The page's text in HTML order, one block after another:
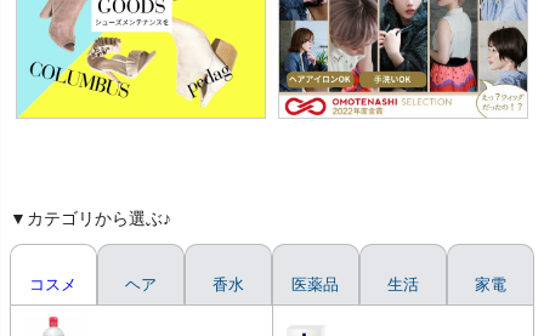
▼カテゴリから選ぶ♪
コスメ ヘア 香水 医薬品 生活 家電